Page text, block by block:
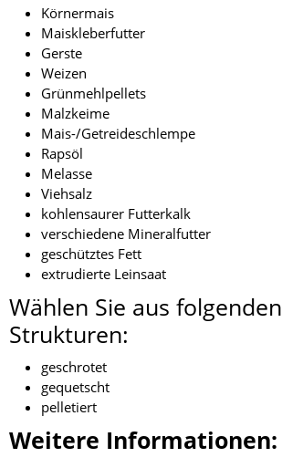
Körnermais
Maiskleberfutter
Gerste
Weizen
Grünmehlpellets
Malzkeime
Mais-/Getreideschlempe
Rapsöl
Melasse
Viehsalz
kohlensaurer Futterkalk
verschiedene Mineralfutter
geschütztes Fett
extrudierte Leinsaat
Wählen Sie aus folgenden
Strukturen:
geschrotet
gequetscht
pelletiert
Weitere Informationen: